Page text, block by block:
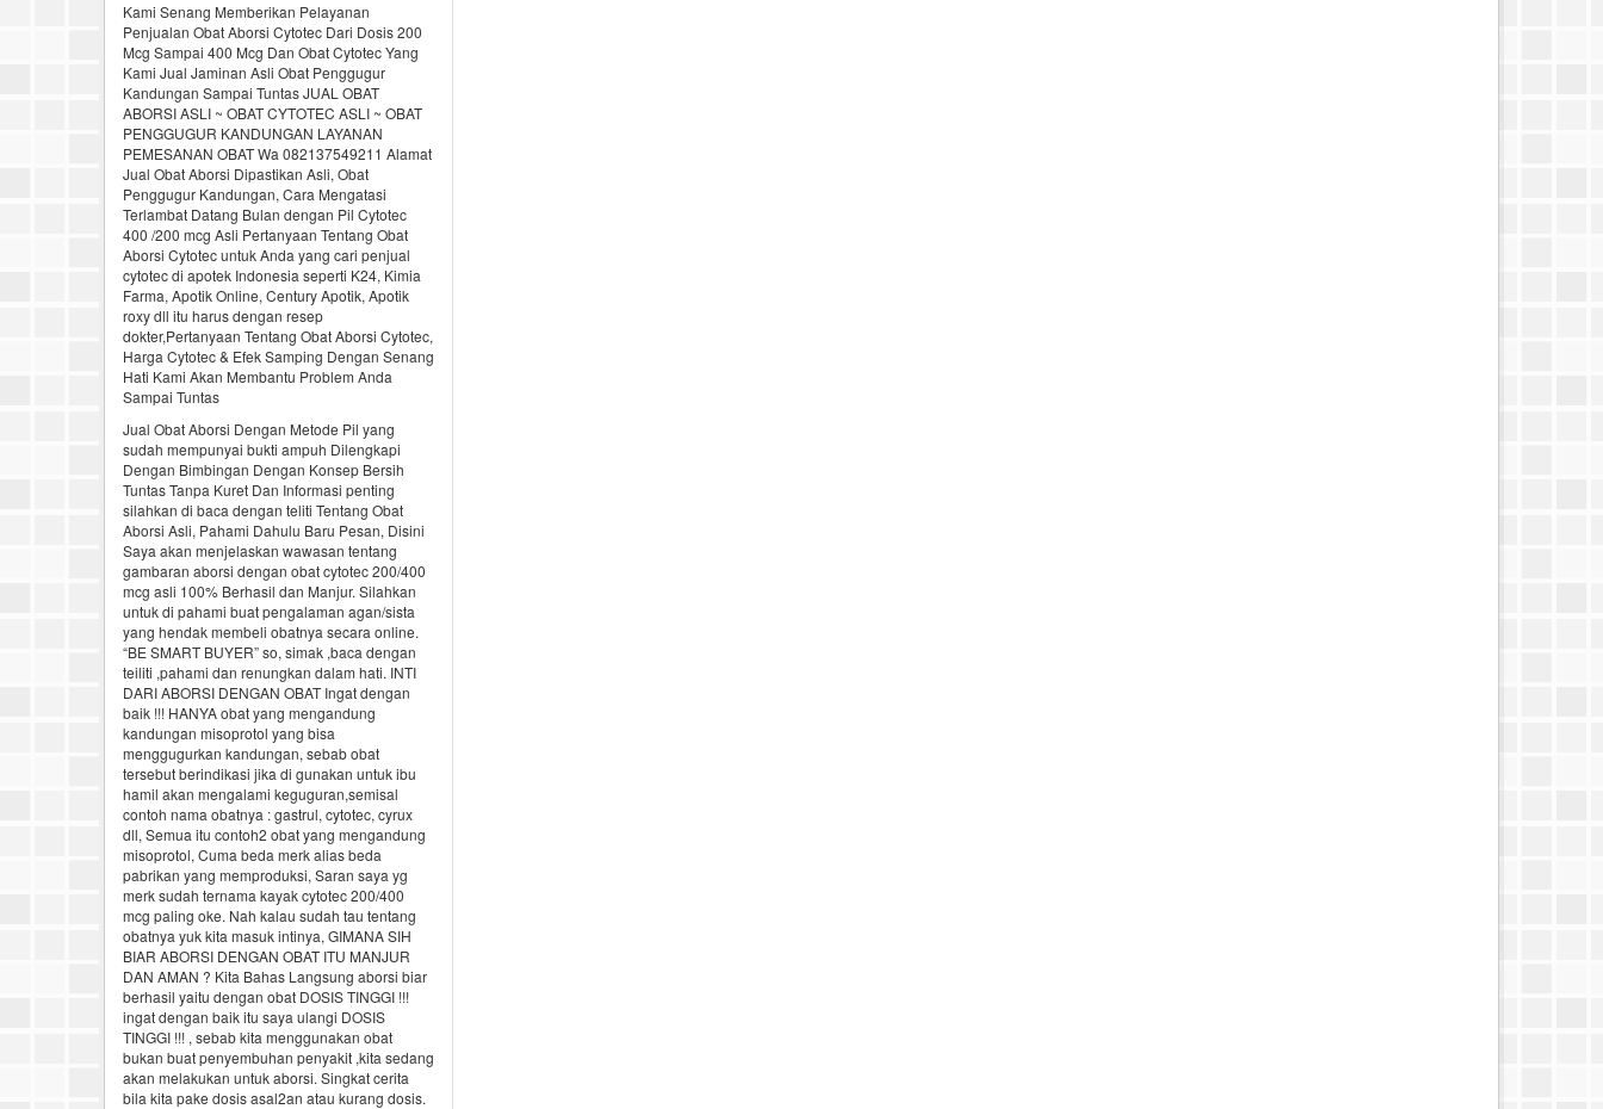
Kami Senang Memberikan Pelayanan
Penjualan Obat Aborsi Cytotec Dari Dosis 200
Mcg Sampai 400 Mcg Dan Obat Cytotec Yang
Kami Jual Jaminan Asli Obat Penggugur
Kandungan Sampai Tuntas JUAL OBAT
ABORSI ASLI ~ OBAT CYTOTEC ASLI ~ OBAT
PENGGUGUR KANDUNGAN LAYANAN
PEMESANAN OBAT Wa 082137549211 Alamat
Jual Obat Aborsi Dipastikan Asli, Obat
Penggugur Kandungan, Cara Mengatasi
Terlambat Datang Bulan dengan Pil Cytotec
400 /200 mcg Asli Pertanyaan Tentang Obat
Aborsi Cytotec untuk Anda yang cari penjual
cytotec di apotek Indonesia seperti K24, Kimia
Farma, Apotik Online, Century Apotik, Apotik
roxy dll itu harus dengan resep
dokter,Pertanyaan Tentang Obat Aborsi Cytotec,
Harga Cytotec & Efek Samping Dengan Senang
Hati Kami Akan Membantu Problem Anda
Sampai Tuntas
Jual Obat Aborsi Dengan Metode Pil yang
sudah mempunyai bukti ampuh Dilengkapi
Dengan Bimbingan Dengan Konsep Bersih
Tuntas Tanpa Kuret Dan Informasi penting
silahkan di baca dengan teliti Tentang Obat
Aborsi Asli, Pahami Dahulu Baru Pesan, Disini
Saya akan menjelaskan wawasan tentang
gambaran aborsi dengan obat cytotec 200/400
mcg asli 100% Berhasil dan Manjur. Silahkan
untuk di pahami buat pengalaman agan/sista
yang hendak membeli obatnya secara online.
“BE SMART BUYER” so, simak ,baca dengan
teiliti ,pahami dan renungkan dalam hati. INTI
DARI ABORSI DENGAN OBAT Ingat dengan
baik !!! HANYA obat yang mengandung
kandungan misoprotol yang bisa
menggugurkan kandungan, sebab obat
tersebut berindikasi jika di gunakan untuk ibu
hamil akan mengalami keguguran,semisal
contoh nama obatnya : gastrul, cytotec, cyrux
dll, Semua itu contoh2 obat yang mengandung
misoprotol, Cuma beda merk alias beda
pabrikan yang memproduksi, Saran saya yg
merk sudah ternama kayak cytotec 200/400
mcg paling oke. Nah kalau sudah tau tentang
obatnya yuk kita masuk intinya, GIMANA SIH
BIAR ABORSI DENGAN OBAT ITU MANJUR
DAN AMAN ? Kita Bahas Langsung aborsi biar
berhasil yaitu dengan obat DOSIS TINGGI !!!
ingat dengan baik itu saya ulangi DOSIS
TINGGI !!! , sebab kita menggunakan obat
bukan buat penyembuhan penyakit ,kita sedang
akan melakukan untuk aborsi. Singkat cerita
bila kita pake dosis asal2an atau kurang dosis.